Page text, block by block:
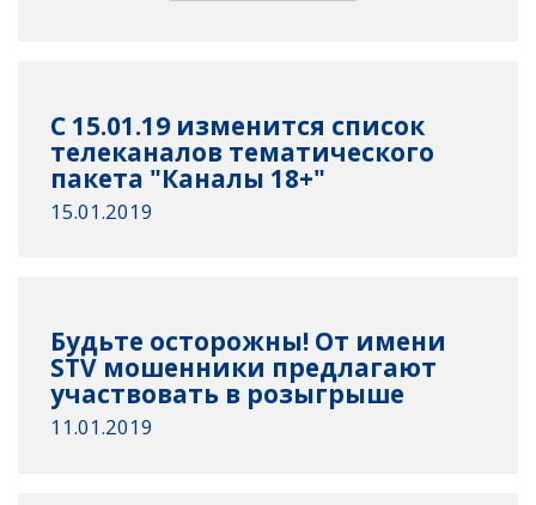
С 15.01.19 изменится список
телеканалов тематического
пакета "Каналы 18+"
15.01.2019
Будьте осторожны! От имени
STV мошенники предлагают
участвовать в розыгрыше
11.01.2019